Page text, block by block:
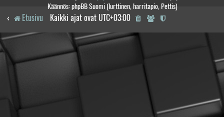
Käännös: phpBB Suomi (lurttinen, harritapio, Pettis)
Etusivu Kaikki ajat ovat UTC+03:00